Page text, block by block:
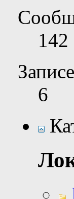
142
6